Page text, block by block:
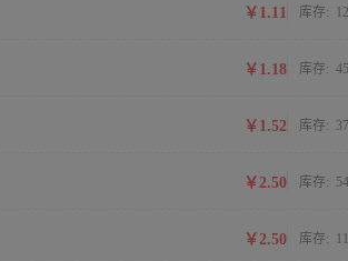
￥1.11 库存:
￥1.18 库存:
￥1.52 库存:
￥2.50 库存:
￥2.50 库存: